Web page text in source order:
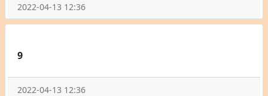
2022-04-13 12:36
9
2022-04-13 12:36